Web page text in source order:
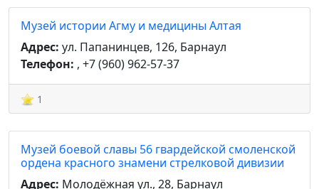
Музей истории Агму и медицины Алтая
Адрес: ул. Папанинцев, 126, Барнаул
Телефон: , +7 (960) 962-57-37
1
Музей боевой славы 56 гвардейской смоленской
ордена красного знамени стрелковой дивизии
Адрес: Молодёжная ул., 28, Барнаул